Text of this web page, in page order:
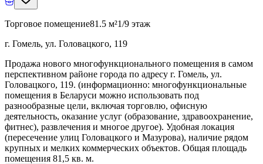
Торговое помещение81.5 м²1/9 этаж
г. Гомель, ул. Головацкого, 119
Продажа нового многофункционального помещения в самом
перспективном районе города по адресу г. Гомель, ул.
Головацкого, 119. (информационно: многофункциональные
помещения в Беларуси можно использовать под
разнообразные цели, включая торговлю, офисную
деятельность, оказание услуг (образование, здравоохранение,
фитнес), развлечения и многое другое). Удобная локация
(пересечение улиц Головацкого и Мазурова), наличие рядом
крупных и мелких коммерческих объектов. Общая площадь
помещения 81,5 кв. м.